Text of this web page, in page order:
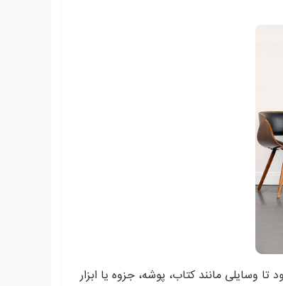
وسایلی مانند کتاب، پوشه، جزوه یا ابزار